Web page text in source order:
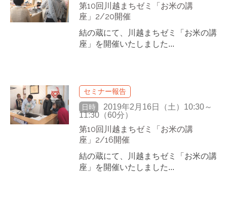
第10回川越まちゼミ「お米の講
座」2/20開催
結の蔵にて、川越まちゼミ「お米の講
座」を開催いたしました...
セミナー報告
日時
2019年2月16日（土）10:30～
11:30（60分）
第10回川越まちゼミ「お米の講
座」2/16開催
結の蔵にて、川越まちゼミ「お米の講
座」を開催いたしました...